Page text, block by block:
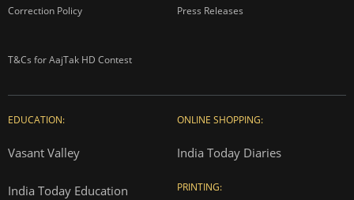
Correction Policy Press Releases
T&Cs for AajTak HD Contest
EDUCATION:
Vasant Valley
India Today Education
ONLINE SHOPPING:
India Today Diaries
PRINTING: